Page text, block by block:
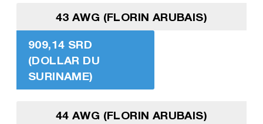
43 AWG (FLORIN ARUBAIS)
909,14 SRD
(DOLLAR DU
SURINAME)
44 AWG (FLORIN ARUBAIS)